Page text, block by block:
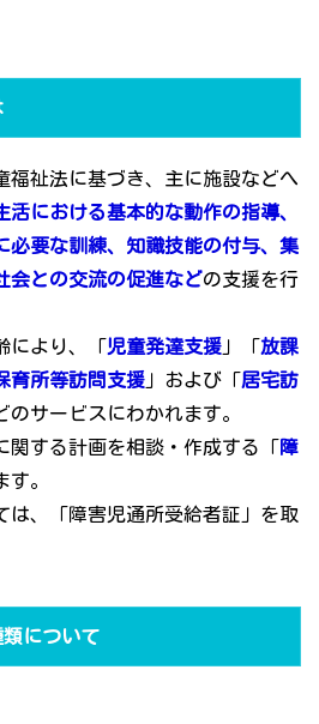
福祉法に基づき、主に施設などへ
活における基本的な動作の指導、
必要な訓練、知識技能の付与、集
会との交流の促進などの支援を行
により、「児童発達支援 」「放課
育所等訪問支援 」および「居宅訪
のサービスにわかれます。
関する計画を相談・作成する「障
す。
は、「障害児通所受給者証」を取
について